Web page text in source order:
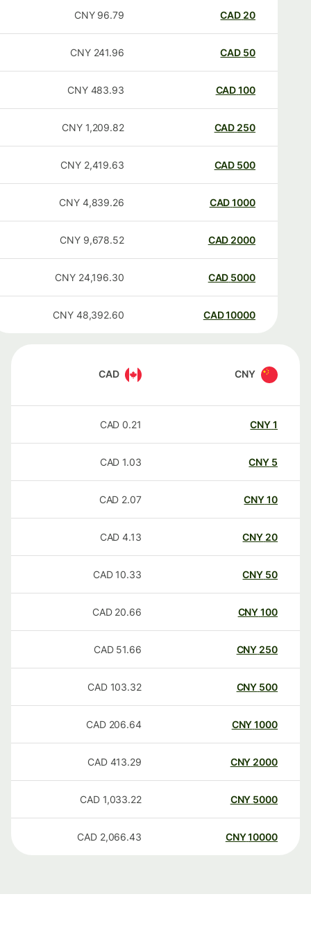
20
CAD
96.79
CNY
50
CAD
241.96
CNY
100
CAD
483.93
CNY
250
CAD
1,209.82
CNY
500
CAD
2,419.63
CNY
1000
CAD
4,839.26
CNY
2000
CAD
9,678.52
CNY
5000
CAD
24,196.30
CNY
10000
CAD
48,392.60
CNY
CNY
CAD
CNY
0.21
CAD
CNY
1.03
CAD
CNY
2.07
CAD
20
CNY
4.13
CAD
50
CNY
10.33
CAD
100
CNY
20.66
CAD
250
CNY
51.66
CAD
500
CNY
103.32
CAD
1000
CNY
206.64
CAD
2000
CNY
413.29
CAD
5000
CNY
1,033.22
CAD
10000
CNY
2,066.43
CAD